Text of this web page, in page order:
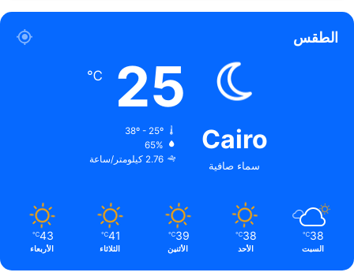
الطقس
Cairo
سماء صافية
25
℃
38º - 25º
65%
2.76 كيلومتر/ساعة
38
℃
السبت
38
℃
الأحد
39
℃
الأثنين
41
℃
الثلاثاء
43
℃
الأربعاء